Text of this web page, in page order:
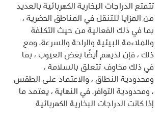
تتمتع الدراجات البخارية الكهربائية بالعديد
من المزايا للتنقل في المناطق الحضرية ،
بما في ذلك الفعالية من حيث التكلفة
والملاءمة البيئية والراحة والسرعة. ومع
ذلك ، فإن لديهم أيضًا بعض العيوب ، بما
في ذلك مخاوف تتعلق بالسلامة ،
ومحدودية النطاق ، والاعتماد على الطقس
، ومحدودية التوافر. في النهاية ، يعتمد ما
إذا كانت الدراجات البخارية الكهربائية